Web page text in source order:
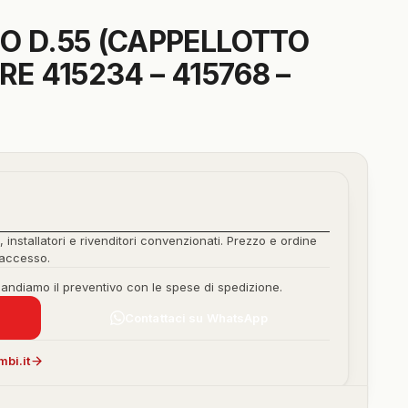
D.55 (CAPPELLOTTO
415234 – 415768 –
installatori e rivenditori convenzionati. Prezzo e ordine
il preventivo con le spese di spedizione.